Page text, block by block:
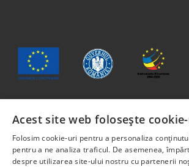
Conținutul acestui material nu reprezintă
poziția oficială a Uniunii Europene sau a
României
Proiect cofinanțat din Fondul Social
Acest site web folosește
Folosim cookie-uri pentru a personaliza
pentru a ne analiza traficul. De asemenea,
despre utilizarea site-ului nostru cu partenerii